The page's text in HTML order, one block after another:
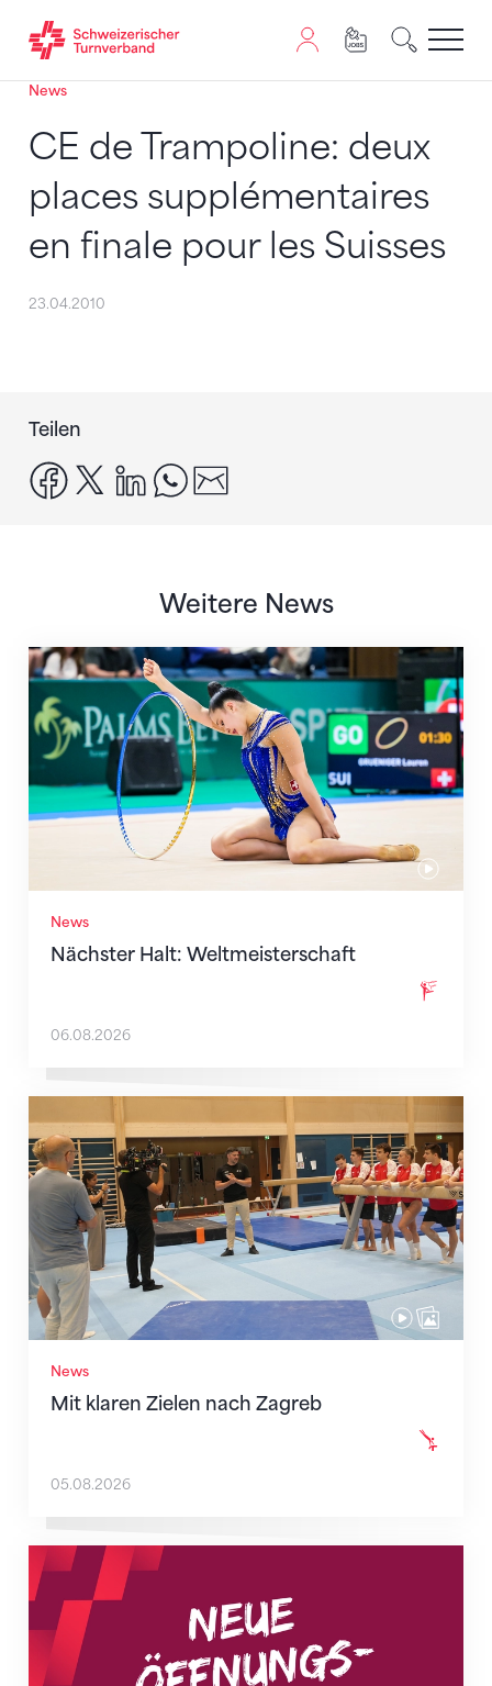
Zum Inhalt springen
Zur Sitemap navigieren
Zum Navigieren dieser Seite wird JavaScript benötigt.
News
CE de Trampoline: deux
places supplémentaires
en finale pour les Suisses
23.04.2010
Teilen
facebook
x linkedinwhatsapp
Weitere News
News
Nächster Halt: Weltmeisterschaft
Nächster Halt: Weltmeisterschaft
06.08.2026
News
Mit klaren Zielen nach Zagreb
Mit klaren Zielen nach Zagreb
05.08.2026
Neue Empfangszeiten ab 1. August 2026